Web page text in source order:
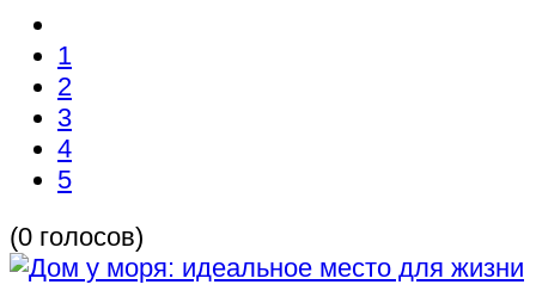
1
2
3
4
5
(0 голосов)